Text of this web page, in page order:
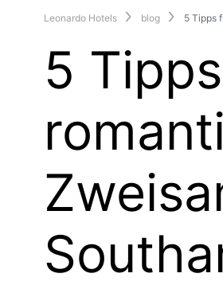
Leonardo Hotels blog 5 Tipps
5